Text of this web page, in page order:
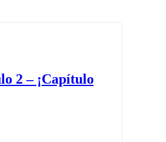
2 – ¡Capítulo